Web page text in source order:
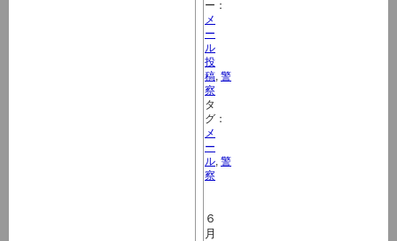
ー：
メ
ー
ル
投
稿 警
察
タ
グ：
メ
ー
ル 警
察
６
月